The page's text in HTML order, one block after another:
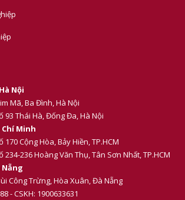
Nội
Mã, Ba Đình, Hà Nội
93 Thái Hà, Đống Đa, Hà Nội
Minh
Cộng Hòa, Bảy Hiền, TP.HCM
234-236 Hoàng Văn Thụ, Tân Sơn Nhất, TP.HCM
Công Trừng, Hòa Xuân, Đà Nẵng
- CSKH: 1900633631